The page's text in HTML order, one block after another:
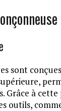
sont
Grâce à
outils,